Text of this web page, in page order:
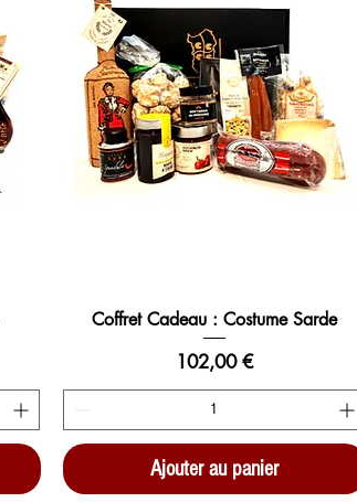
Coffret Cadeau : Costume Sarde
Prix
102,00 €
Ajouter au panier